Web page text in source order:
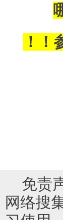
！！
免责
网络搜